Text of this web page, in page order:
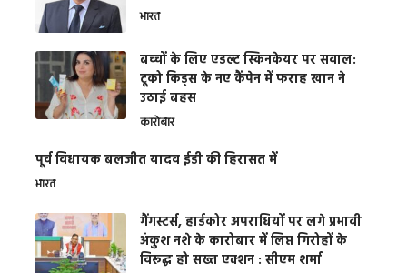
भारत
बच्चों के लिए एडल्ट स्किनकेयर पर सवाल:
टूको किड्स के नए कैंपेन में फराह खान ने
उठाई बहस
कारोबार
पूर्व विधायक बलजीत यादव ईडी की हिरासत में
भारत
गैंगस्टर्स, हार्डकोर अपराधियों पर लगे प्रभावी
अंकुश नशे के कारोबार में लिप्त गिरोहों के
विरूद्ध हो सख्त एक्शन : सीएम शर्मा